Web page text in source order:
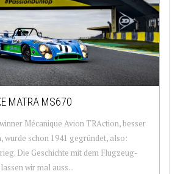
MATRA MS670
Mécanique Avion TRAction, besser
wurde schon 1941 gegründet, also:
Die Geschichte mit dem Flugzeug-
wir mal auss...